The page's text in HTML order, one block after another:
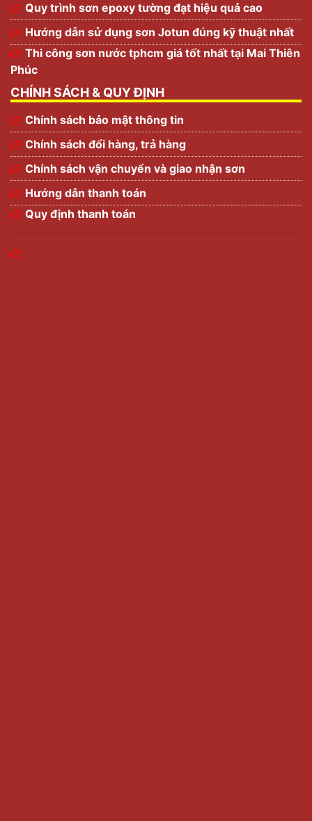
Quy trình sơn epoxy tường đạt hiệu quả cao
Hướng dẫn sử dụng sơn Jotun đúng kỹ thuật nhất
Thi công sơn nước tphcm giá tốt nhất tại Mai Thiên
Phúc
CHÍNH SÁCH & QUY ĐỊNH
Chính sách bảo mật thông tin
Chính sách đổi hàng, trả hàng
Chính sách vận chuyển và giao nhận sơn
Hướng dẫn thanh toán
Quy định thanh toán